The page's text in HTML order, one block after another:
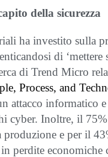
della sicurezza
ha investito sulla
di ‘mettere
di Trend Micro
Process, and
attacco informatico
cyber. Inoltre, il
e per il
perdite economiche